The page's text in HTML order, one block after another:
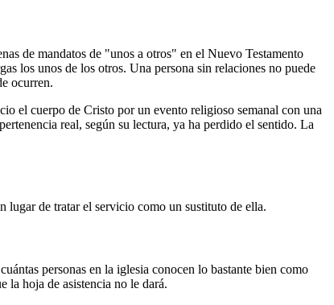
de mandatos de "unos a otros" en el Nuevo Testamento
los unos de los otros. Una persona sin relaciones no puede
ocurren.
el cuerpo de Cristo por un evento religioso semanal con una
real, según su lectura, ya ha perdido el sentido. La
lugar de tratar el servicio como un sustituto de ella.
personas en la iglesia conocen lo bastante bien como
la hoja de asistencia no le dará.